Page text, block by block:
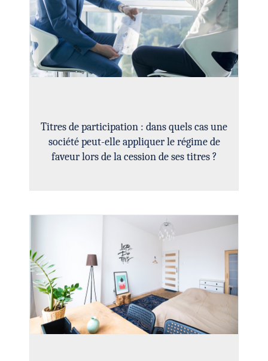
Titres de participation : dans quels cas une
société peut-elle appliquer le régime de
faveur lors de la cession de ses titres ?